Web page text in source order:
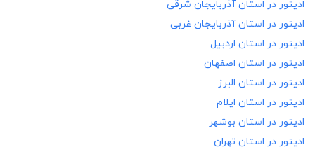
ادیتور در استان آذربایجان شرقی
ادیتور در استان آذربایجان غربی
ادیتور در استان اردبیل
ادیتور در استان اصفهان
ادیتور در استان البرز
ادیتور در استان ایلام
ادیتور در استان بوشهر
ادیتور در استان تهران